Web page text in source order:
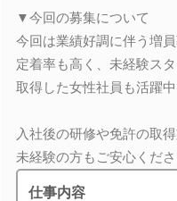
▼今回の募集について
今回は業績好調に伴う増
定着率も高く、未経験ス
取得した女性社員も活躍中
入社後の研修や免許の取
未経験の方もご安心くだ
仕事内容